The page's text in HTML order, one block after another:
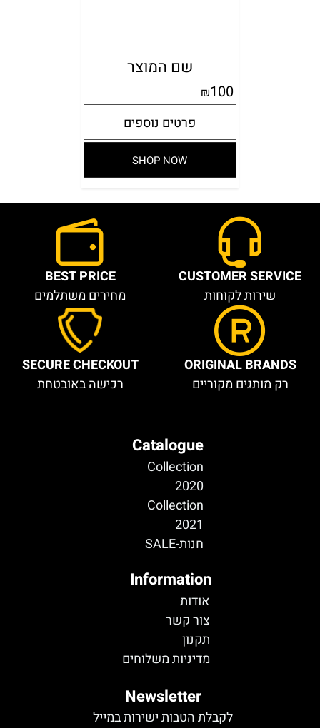
שם המוצר
₪100
פרטים נוספים
SHOP NOW
CUSTOMER SERVICE
שירות לקוחות
BEST PRICE
מחירים משתלמים
ORIGINAL BRANDS
רק מותגים מקוריים
SECURE CHECKOUT
רכישה באובטחת
Catalogue
Collection
2020
Collection
2021
חנות-SALE
Information
אודות
צור קשר
תקנון
מדיניות משלוחים
Newsletter
לקבלת הטבות ישירות במייל